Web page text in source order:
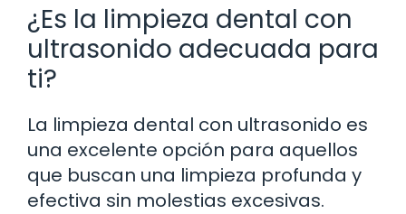
¿Es la limpieza dental con
ultrasonido adecuada para
ti?
La limpieza dental con ultrasonido es
una excelente opción para aquellos
que buscan una limpieza profunda y
efectiva sin molestias excesivas.